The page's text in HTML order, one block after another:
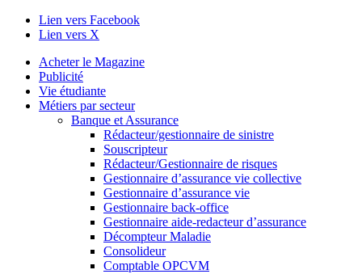
Lien vers Facebook
Lien vers X
Acheter le Magazine
Publicité
Vie étudiante
Métiers par secteur
Banque et Assurance
Rédacteur/gestionnaire de sinistre
Souscripteur
Rédacteur/Gestionnaire de risques
Gestionnaire d’assurance vie collective
Gestionnaire d’assurance vie
Gestionnaire back-office
Gestionnaire aide-redacteur d’assurance
Décompteur Maladie
Consolideur
Comptable OPCVM